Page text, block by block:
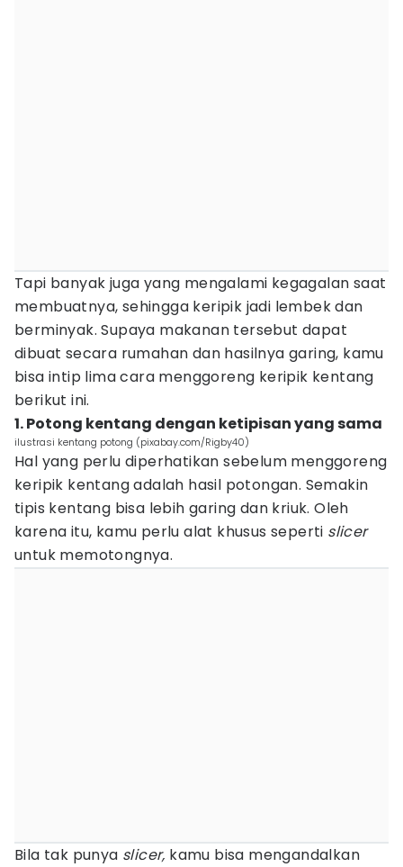
Tapi banyak juga yang mengalami kegagalan saat
membuatnya, sehingga keripik jadi lembek dan
berminyak. Supaya makanan tersebut dapat
dibuat secara rumahan dan hasilnya garing, kamu
bisa intip lima cara menggoreng keripik kentang
berikut ini.
1. Potong kentang dengan ketipisan yang sama
ilustrasi kentang potong (pixabay.com/Rigby40)
Hal yang perlu diperhatikan sebelum menggoreng
keripik kentang adalah hasil potongan. Semakin
tipis kentang bisa lebih garing dan kriuk. Oleh
karena itu, kamu perlu alat khusus seperti slicer
untuk memotongnya.
Bila tak punya slicer, kamu bisa mengandalkan